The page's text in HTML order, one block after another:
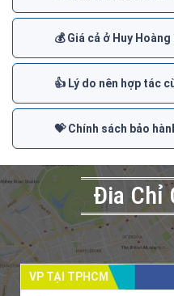
💰 Giá cả ở Huy
👍 Lý do nên hợp tác
💝 Chính sách bảo
Đia Chỉ
VP TẠI TPHCM